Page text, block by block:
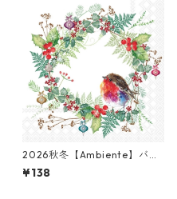
2026秋冬【Ambiente】バラ
売り2枚 ランチサイズ ペーパ
ーナプキン Robins Wreath ホ
¥138